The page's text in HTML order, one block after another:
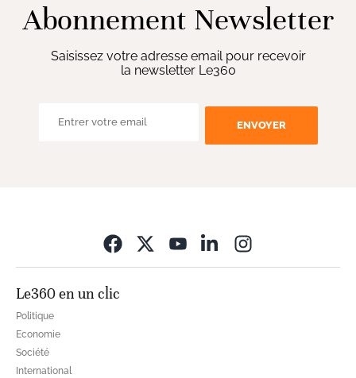
Abonnement Newsletter
Saisissez votre adresse email pour recevoir
la newsletter Le360
ENVOYER
Le360 en un clic
Politique
Economie
Société
International